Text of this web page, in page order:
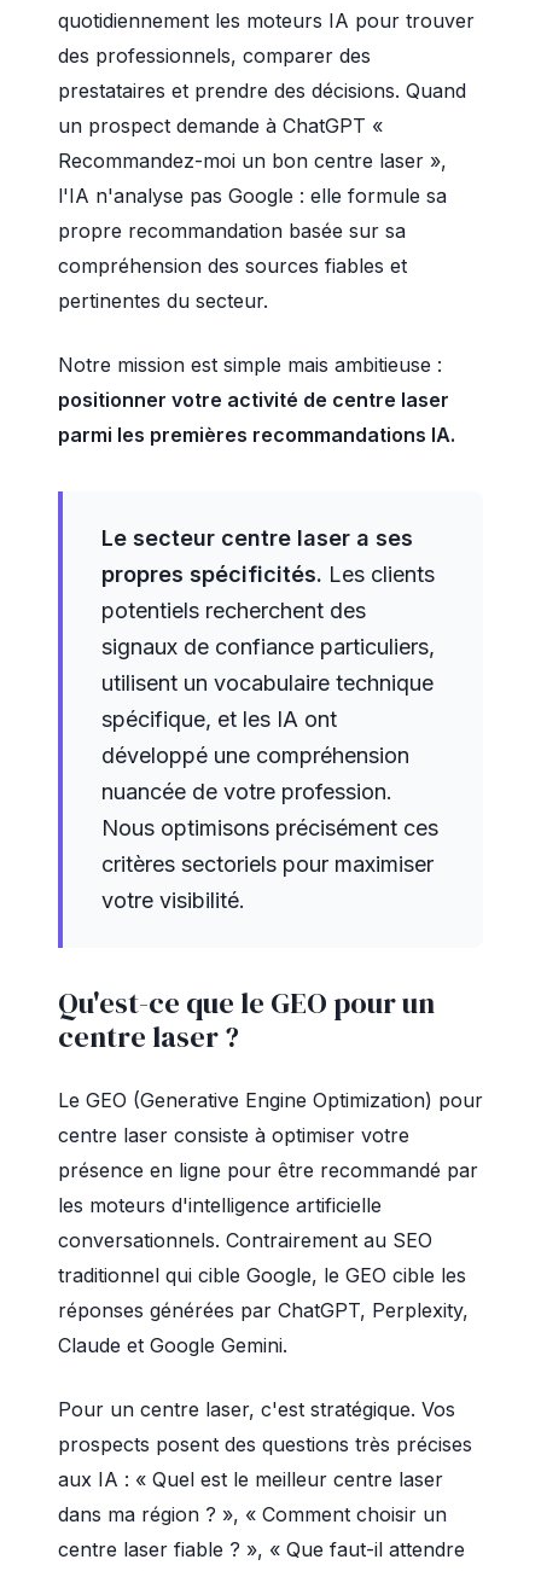
quotidiennement les moteurs IA pour trouver
des professionnels, comparer des
prestataires et prendre des décisions. Quand
un prospect demande à ChatGPT «
Recommandez-moi un bon centre laser »,
l'IA n'analyse pas Google : elle formule sa
propre recommandation basée sur sa
compréhension des sources fiables et
pertinentes du secteur.
Notre mission est simple mais ambitieuse :
positionner votre activité de centre laser
parmi les premières recommandations IA.
Le secteur centre laser a ses
propres spécificités. Les clients
potentiels recherchent des
signaux de confiance particuliers,
utilisent un vocabulaire technique
spécifique, et les IA ont
développé une compréhension
nuancée de votre profession.
Nous optimisons précisément ces
critères sectoriels pour maximiser
votre visibilité.
Qu'est-ce que le GEO pour un
centre laser ?
Le GEO (Generative Engine Optimization) pour
centre laser consiste à optimiser votre
présence en ligne pour être recommandé par
les moteurs d'intelligence artificielle
conversationnels. Contrairement au SEO
traditionnel qui cible Google, le GEO cible les
réponses générées par ChatGPT, Perplexity,
Claude et Google Gemini.
Pour un centre laser, c'est stratégique. Vos
prospects posent des questions très précises
aux IA : « Quel est le meilleur centre laser
dans ma région ? », « Comment choisir un
centre laser fiable ? », « Que faut-il attendre